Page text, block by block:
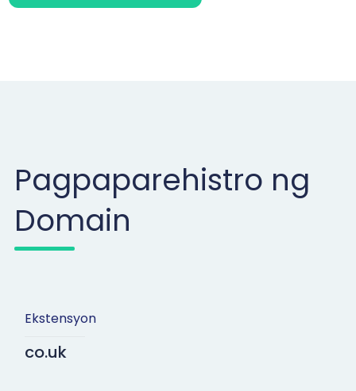
Pagpaparehistro ng
Domain
Ekstensyon
co.uk